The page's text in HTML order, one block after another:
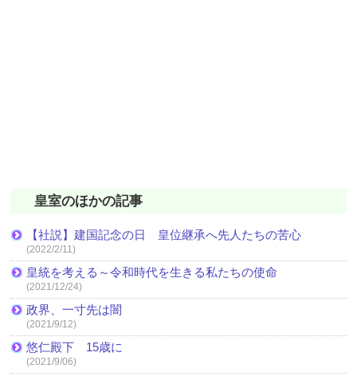
皇室のほかの記事
【社説】建国記念の日 皇位継承へ先人たちの苦心
(2022/2/11)
皇統を考える～令和時代を生きる私たちの使命
(2021/12/24)
政界、一寸先は闇
(2021/9/12)
悠仁殿下 15歳に
(2021/9/06)